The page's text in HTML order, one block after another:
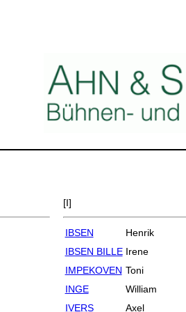
[I]
IBSEN
Henrik
IBSEN BILLE Irene
IMPEKOVEN Toni
INGE
William
IVERS
Axel